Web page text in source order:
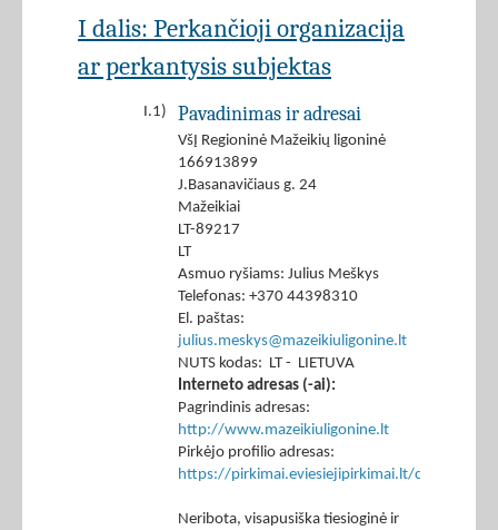
I dalis: Perkančioji organizacija
ar perkantysis subjektas
I.1) Pavadinimas ir adresai
VšĮ Regioninė Mažeikių ligoninė
166913899
J.Basanavičiaus g. 24
Mažeikiai
LT-89217
LT
Asmuo ryšiams: Julius Meškys
Telefonas: +370 44398310
El. paštas:
julius.meskys@mazeikiuligonine.lt
NUTS kodas: LT - LIETUVA
Interneto adresas (-ai):
Pagrindinis adresas:
http://www.mazeikiuligonine.lt
Pirkėjo profilio adresas:
https://pirkimai.eviesiejipirkimai.lt/ctm/
Neribota, visapusiška tiesioginė ir